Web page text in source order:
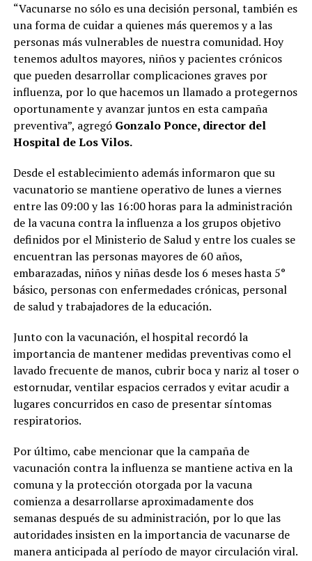
“Vacunarse no sólo es una decisión personal, también es
una forma de cuidar a quienes más queremos y a las
personas más vulnerables de nuestra comunidad. Hoy
tenemos adultos mayores, niños y pacientes crónicos
que pueden desarrollar complicaciones graves por
influenza, por lo que hacemos un llamado a protegernos
oportunamente y avanzar juntos en esta campaña
preventiva”, agregó Gonzalo Ponce, director del
Hospital de Los Vilos.
Desde el establecimiento además informaron que su
vacunatorio se mantiene operativo de lunes a viernes
entre las 09:00 y las 16:00 horas para la administración
de la vacuna contra la influenza a los grupos objetivo
definidos por el Ministerio de Salud y entre los cuales se
encuentran las personas mayores de 60 años,
embarazadas, niños y niñas desde los 6 meses hasta 5°
básico, personas con enfermedades crónicas, personal
de salud y trabajadores de la educación.
Junto con la vacunación, el hospital recordó la
importancia de mantener medidas preventivas como el
lavado frecuente de manos, cubrir boca y nariz al toser o
estornudar, ventilar espacios cerrados y evitar acudir a
lugares concurridos en caso de presentar síntomas
respiratorios.
Por último, cabe mencionar que la campaña de
vacunación contra la influenza se mantiene activa en la
comuna y la protección otorgada por la vacuna
comienza a desarrollarse aproximadamente dos
semanas después de su administración, por lo que las
autoridades insisten en la importancia de vacunarse de
manera anticipada al período de mayor circulación viral.